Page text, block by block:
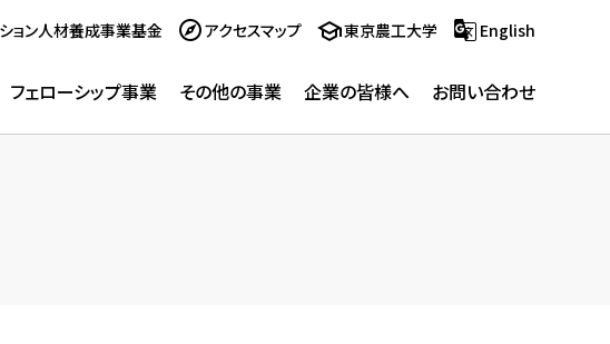
ョン人材養成事業基金 アクセスマップ 東京農工大学 English
フェローシップ事業 その他の事業 企業の皆様へ お問い合わせ